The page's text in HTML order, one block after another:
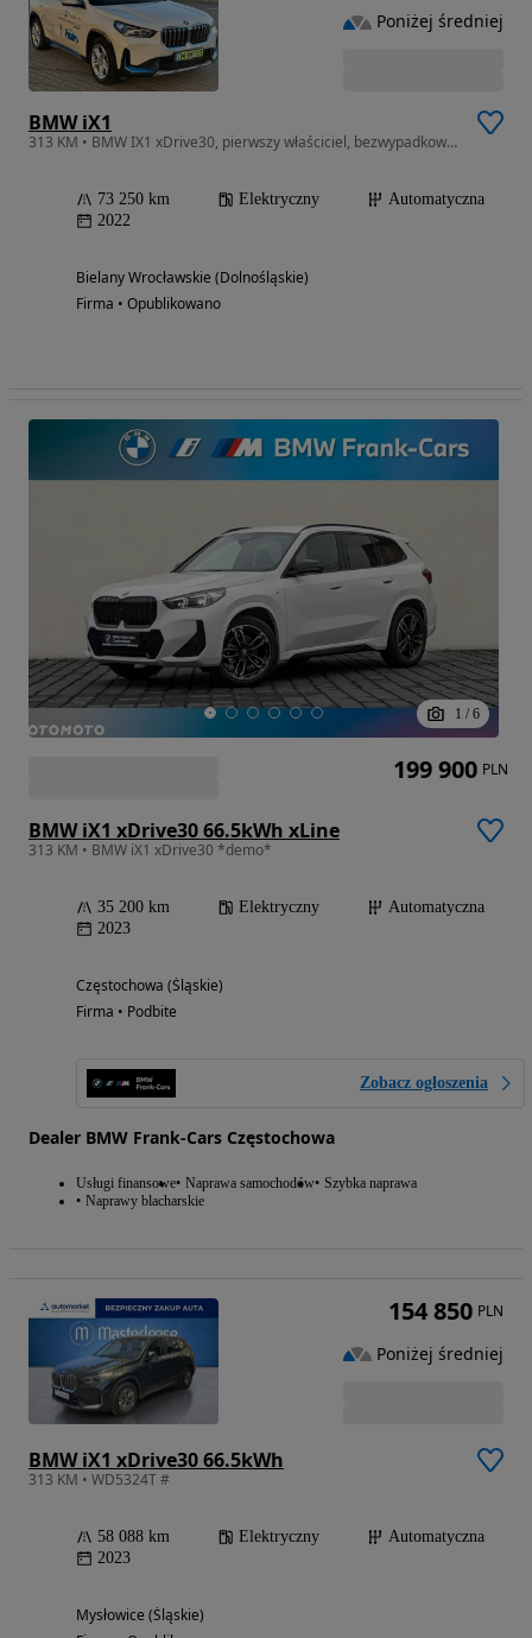
BMW iX1
313 KM • BMW IX1 xDrive30, pierwszy właściciel, bezwypadkowy, Salon Polska Fvat
73 250 km Elektryczny
Automatyczna
2022
Bielany Wrocławskie (Dolnośląskie)
Firma • Opublikowano
Poniżej średniej
1 / 6
BMW iX1 xDrive30 66.5kWh xLine
313 KM • BMW iX1 xDrive30 *demo*
35 200 km Elektryczny
Automatyczna
2023
Częstochowa (Śląskie)
Firma • Podbite
Zobacz ogłoszenia
Dealer BMW Frank-Cars Częstochowa
Usługi finansowe Naprawa samochodów Szybka naprawa
Naprawy blacharskie
199 900 PLN
BMW iX1 xDrive30 66.5kWh
313 KM • WD5324T #
58 088 km Elektryczny
Automatyczna
2023
Mysłowice (Śląskie)
154 850 PLN
Poniżej średniej